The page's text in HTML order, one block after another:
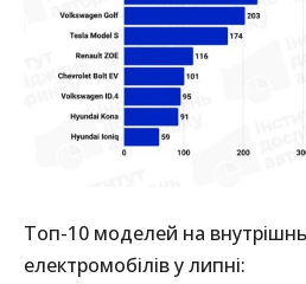
Топ-10 моделей на
електромобілів у липні: